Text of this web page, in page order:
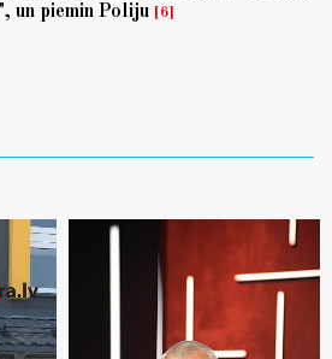
un piemin Poliju
6